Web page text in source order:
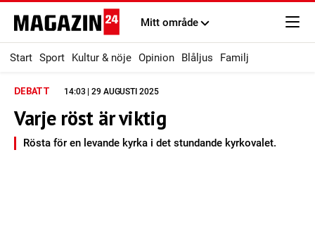
Mitt område
Start Sport Kultur & nöje Opinion Blåljus Familj
DEBATT 14:03 | 29 AUGUSTI 2025
Varje röst är viktig
Rösta för en levande kyrka i det stundande kyrkovalet.